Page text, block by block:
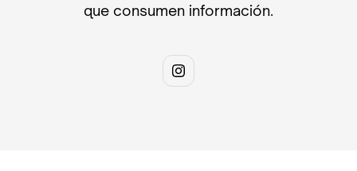
que consumen información.